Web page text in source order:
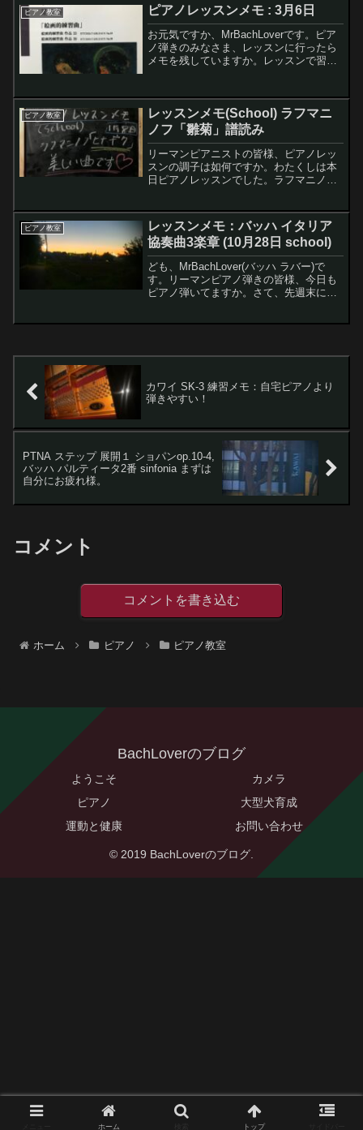
頂いた後に今年の振り返りと来年の選曲
の相談をし...
ピアノ教室 ピアノレッスンメモ : 3月6日
お元気ですか、MrBachLoverです。ピア
ノ弾きのみなさま、レッスンに行ったら
メモを残していますか。レッスンで習っ
は、レッスンに行ったらなるべくその日
のうちにメモに残...
ピアノ教室
レッスンメモ(School) ラフマニ
ノフ「雛菊」譜読み
リーマンピアニストの皆様、ピアノレッ
スンの調子は如何ですか。わたくしは本
日ピアノレッスンでした。ラフマニノフ
いって片手弾きだけ見てもらっても
な〜、って感じで、要するに、準備不足
（！？）って感じ。
ピアノ教室
レッスンメモ：バッハ イタリア
協奏曲3楽章 (10月28日 school)
ども、MrBachLover(バッハ ラバー)で
す。リーマンピアノ弾きの皆様、今日も
ピアノ弾いてますか。さて、先週末に
カワイ SK-3 練習メモ：自宅ピアノより
弾きやすい！
PTNA ステップ 展開１ ショパンop.10-4,
バッハ パルティータ2番 sinfonia まずは
自分にお疲れ様。
コメント
コメントを書き込む
ホーム ピアノ ピアノ教室
BachLoverのブログ
ようこそ
カメラ
ピアノ
大型犬育成
運動と健康
お問い合わせ
© 2019 BachLoverのブログ.
ホーム トップ